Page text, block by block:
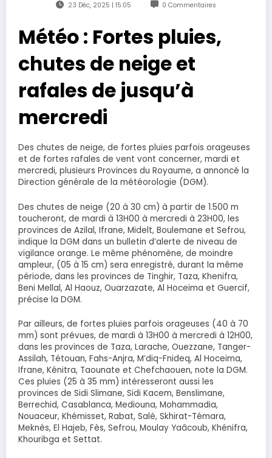
23 Déc, 2025 | 15:05 0 Commentaires
Météo : Fortes pluies,
chutes de neige et
rafales de jusqu’à
mercredi
Des chutes de neige, de fortes pluies parfois orageuses
et de fortes rafales de vent vont concerner, mardi et
mercredi, plusieurs Provinces du Royaume, a annoncé la
Direction générale de la météorologie (DGM).
Des chutes de neige (20 à 30 cm) à partir de 1.500 m
toucheront, de mardi à 13H00 à mercredi à 23H00, les
provinces de Azilal, Ifrane, Midelt, Boulemane et Sefrou,
indique la DGM dans un bulletin d’alerte de niveau de
vigilance orange. Le même phénomène, de moindre
ampleur, (05 à 15 cm) sera enregistré, durant la même
période, dans les provinces de Tinghir, Taza, Khenifra,
Beni Mellal, Al Haouz, Ouarzazate, Al Hoceima et Guercif,
précise la DGM.
Par ailleurs, de fortes pluies parfois orageuses (40 à 70
mm) sont prévues, de mardi à 13H00 à mercredi à 12H00,
dans les provinces de Taza, Larache, Ouezzane, Tanger-
Assilah, Tétouan, Fahs-Anjra, M’diq-Fnideq, Al Hoceima,
Ifrane, Kénitra, Taounate et Chefchaouen, note la DGM.
Ces pluies (25 à 35 mm) intéresseront aussi les
provinces de Sidi Slimane, Sidi Kacem, Benslimane,
Berrechid, Casablanca, Mediouna, Mohammadia,
Nouaceur, Khémisset, Rabat, Salé, Skhirat-Témara,
Meknès, El Hajeb, Fès, Sefrou, Moulay Yaâcoub, Khénifra,
Khouribga et Settat.